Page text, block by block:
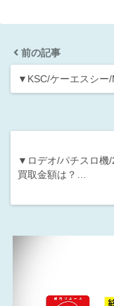
前の記事
▼KSC/ケーエスシー
▼ロデオ/パチスロ
買取金額は？…